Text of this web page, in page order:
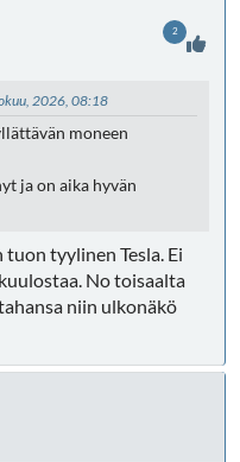
2026, 08:18
moneen
ja on aika hyvän
tyylinen Tesla. Ei
No toisaalta
niin ulkonäkö
2